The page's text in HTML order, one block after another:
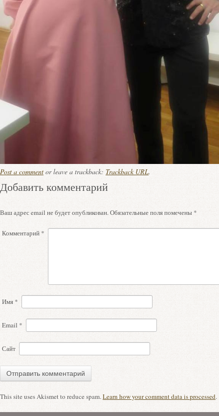
Post a comment or leave a trackback: Trackback URL.
Добавить комментарий
Ваш адрес email не будет опубликован.Обязательные поля помечены *
Комментарий *
Имя *
Email *
Сайт
This site uses Akismet to reduce spam.Learn how your comment data is processed.